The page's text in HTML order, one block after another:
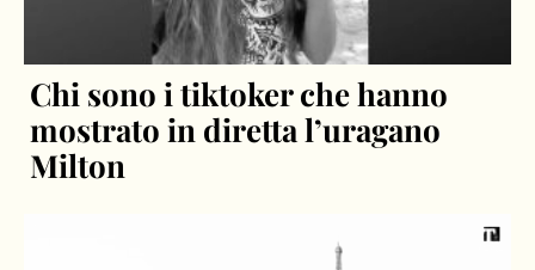
Chi sono i tiktoker che hanno
mostrato in diretta l’uragano
Milton